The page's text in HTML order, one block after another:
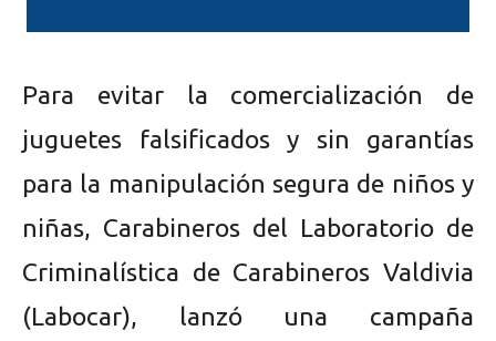
Para evitar la comercialización de
juguetes falsificados y sin garantías
para la manipulación segura de niños y
niñas, Carabineros del Laboratorio de
Criminalística de Carabineros Valdivia
(Labocar), lanzó una campaña